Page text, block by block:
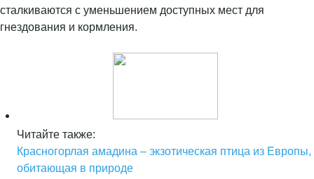
сталкиваются с уменьшением доступных мест для
гнездования и кормления.
Читайте также:
Красногорлая амадина – экзотическая птица из Европы,
обитающая в природе